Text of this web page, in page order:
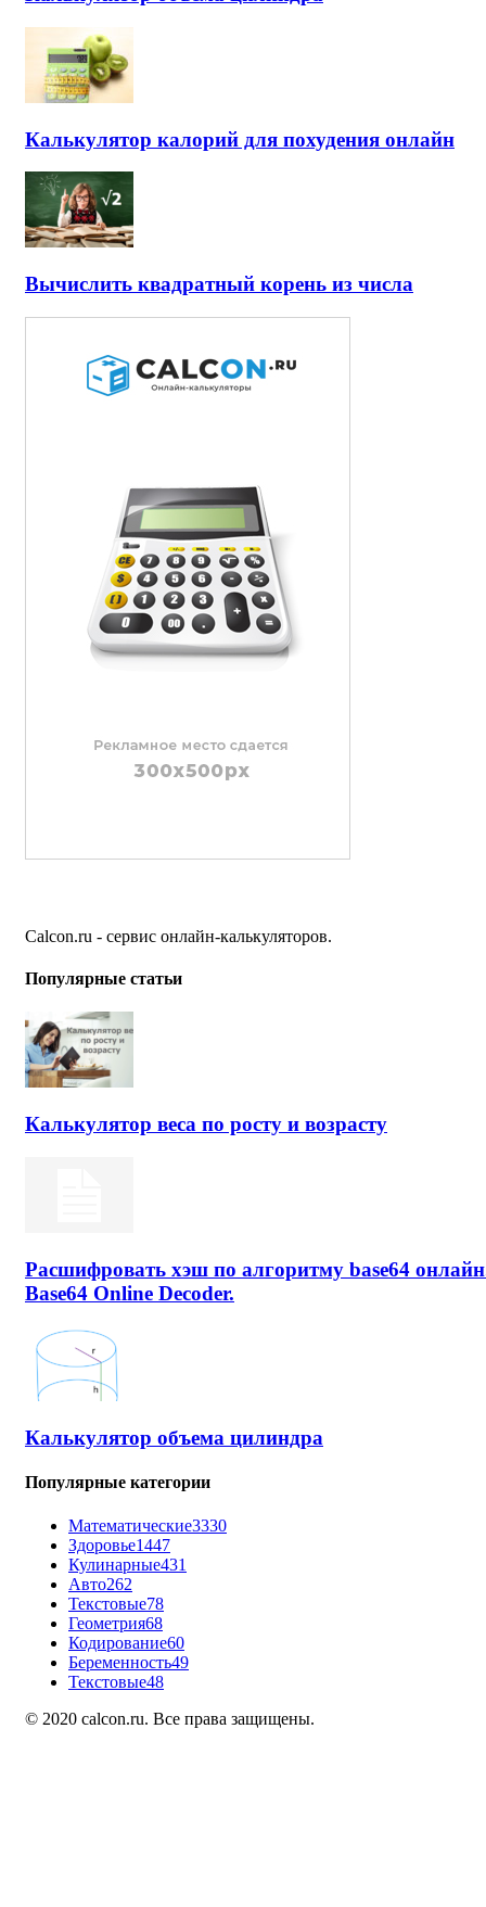
Калькулятор калорий для похудения онлайн
Вычислить квадратный корень из числа
Calcon.ru - сервис онлайн-калькуляторов.
Популярные статьи
Калькулятор веса по росту и возрасту
Расшифровать хэш по алгоритму base64
Base64 Online Decoder.
Калькулятор объема цилиндра
Популярные категории
Математические3330
Здоровье1447
Кулинарные431
Авто262
Текстовые78
Геометрия68
Кодирование60
Беременность49
Текстовые48
© 2020 calcon.ru. Все права защищены.